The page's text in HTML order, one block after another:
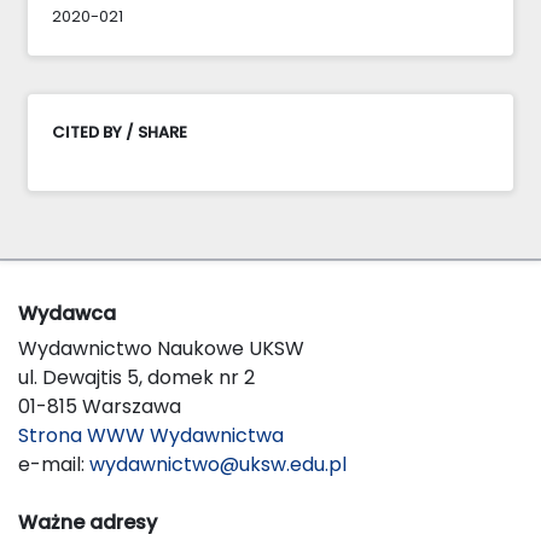
2020-021
CITED BY / SHARE
Wydawca
Wydawnictwo Naukowe UKSW
ul. Dewajtis 5, domek nr 2
01-815 Warszawa
Strona WWW Wydawnictwa
e-mail: wydawnictwo@uksw.edu.pl
Ważne adresy